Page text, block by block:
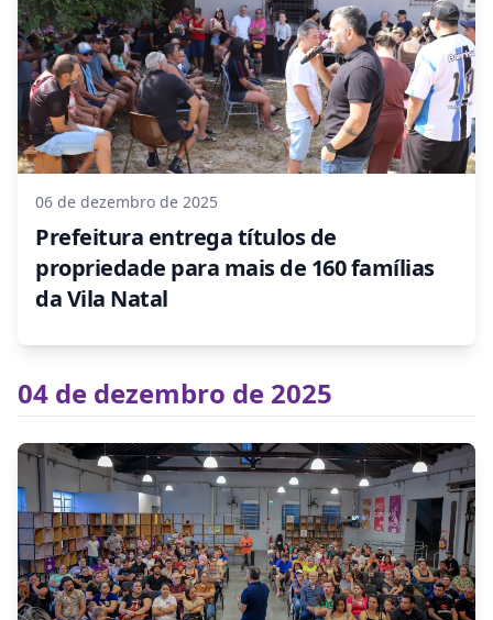
06 de dezembro de 2025
Prefeitura entrega títulos de
propriedade para mais de 160 famílias
da Vila Natal
04 de dezembro de 2025